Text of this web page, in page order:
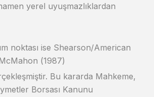
yerel uyuşmazlıklardan
noktası ise Shearson/American
(1987)
Bu kararda Mahkeme,
Borsası Kanunu